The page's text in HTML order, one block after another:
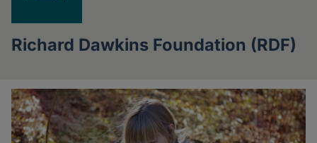
Richard Dawkins Foundation (RDF)
Artikel
der